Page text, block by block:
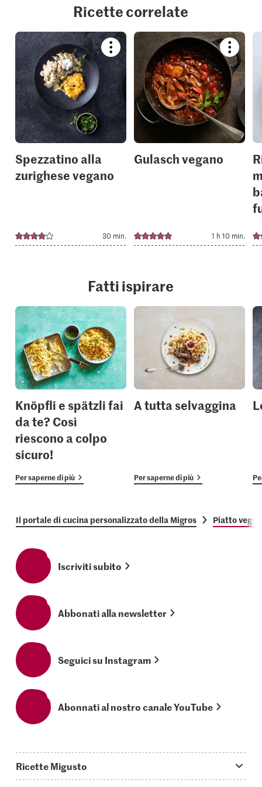
Ricette correlate
Bookmark
recipe
or
add
it
to
your
collections.
Spezzatino alla
zurighese vegano
30 min.
recipe
or
add
it
to
your
Gulasch vegano
1 h 10 min.
Fatti ispirare
Knöpfli e spätzli fai
da te? Così
riescono a colpo
sicuro!
Per saperne di più
A tutta selvaggina
Per saperne di più
Il portale di cucina personalizzato della Migros Piatto
Iscriviti subito
Abbonati alla newsletter
Seguici su Instagram
Abonnati al nostro canale YouTube
Ricette Migusto